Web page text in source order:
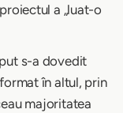
a „luat-o
s-a dovedit
în altul, prin
majoritatea